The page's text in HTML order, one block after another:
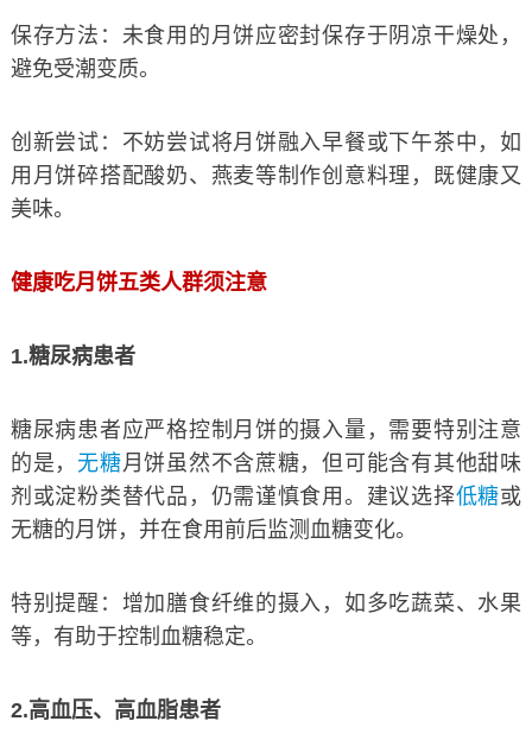
保存方法：未食用的月饼应密封保存于阴凉干燥处，
避免受潮变质。
创新尝试：不妨尝试将月饼融入早餐或下午茶中，如
用月饼碎搭配酸奶、燕麦等制作创意料理，既健康又
美味。
健康吃月饼五类人群须注意
1.糖尿病患者
糖尿病患者应严格控制月饼的摄入量，需要特别注意
的是， 无糖月饼虽然不含蔗糖，但可能含有其他甜味
剂或淀粉类替代品，仍需谨慎食用。建议选择低糖或
无糖的月饼，并在食用前后监测血糖变化。
特别提醒：增加膳食纤维的摄入，如多吃蔬菜、水果
等，有助于控制血糖稳定。
2.高血压、高血脂患者